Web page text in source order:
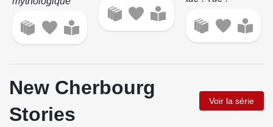
New Cherbourg
Stories
Voir la série